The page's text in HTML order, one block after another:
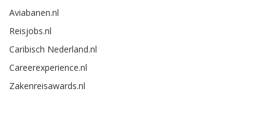
Aviabanen.nl
Reisjobs.nl
Caribisch Nederland.nl
Careerexperience.nl
Zakenreisawards.nl